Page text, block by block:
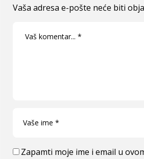
Vaša adresa e-pošte neće biti
Zapamti moje ime i email u